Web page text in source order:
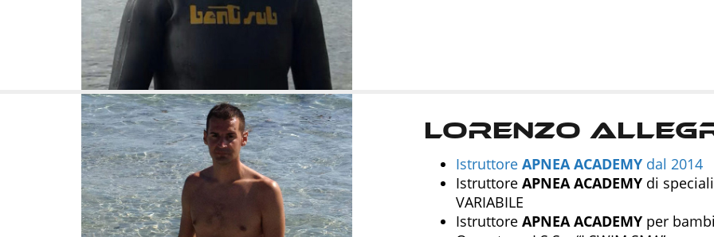
Lorenzo
Istruttore APNEA ACADEMY dal 2014
Istruttore APNEA ACADEMY di
VARIABILE
Istruttore APNEA ACADEMY per